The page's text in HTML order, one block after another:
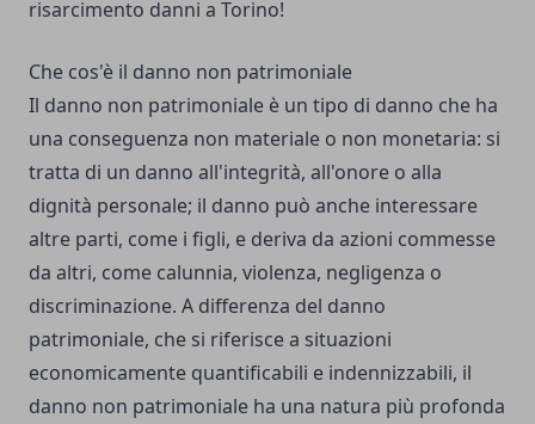
risarcimento danni a Torino!
Che cos'è il danno non patrimoniale
Il danno non patrimoniale è un tipo di danno che ha
una conseguenza non materiale o non monetaria: si
tratta di un danno all'integrità, all'onore o alla
dignità personale; il danno può anche interessare
altre parti, come i figli, e deriva da azioni commesse
da altri, come calunnia, violenza, negligenza o
discriminazione. A differenza del danno
patrimoniale, che si riferisce a situazioni
economicamente quantificabili e indennizzabili, il
danno non patrimoniale ha una natura più profonda